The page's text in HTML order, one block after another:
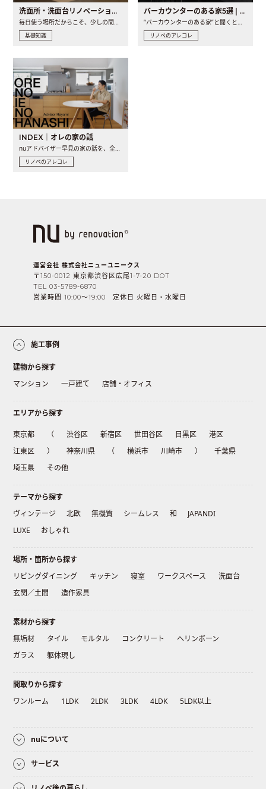
洗面所・洗面台リノベーションの事例と間取りアイデア
毎日使う場所だからこそ、少しの間取りの工夫や素材の選び方で..
基礎知識
バーカウンターのある家5選 | 日常に馴染む“距離の近い”キッチンとは
“バーカウンターのある家”と聞くと、少し特別な、大人のための..
リノベのアレコレ
INDEX｜オレの家の話
nuアドバイザー早見の家の話を、全4話でお届け。リノベーションを..
リノベのアレコレ
運営会社 株式会社ニューユニークス
〒150-0012 東京都渋谷区広尾1-7-20 DOT
TEL 03-5789-6870
営業時間 10:00〜19:00 定休日 火曜日・水曜日
施工事例
建物から探す
マンション
一戸建て 店舗・オフィス
エリアから探す
東京都 （ 渋谷区 新宿区 世田谷区 目黒区
港区
江東区
） 神奈川県 （ 横浜市 川崎市 ）
千葉県
埼玉県
その他
テーマから探す
ヴィンテージ
北欧 無機質 シームレス 和
JAPANDI
LUXE
おしゃれ
場所・箇所から探す
リビングダイニング
キッチン 寝室 ワークスペース
洗面台
玄関／土間
造作家具
素材から探す
無垢材
タイル モルタル コンクリート
ヘリンボーン
ガラス
躯体現し
間取りから探す
ワンルーム
1LDK 2LDK 3LDK 4LDK 5LDK以上
nuについて
サービス